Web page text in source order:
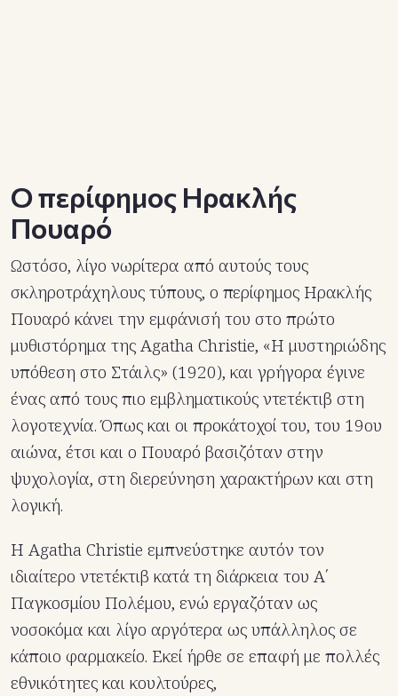
O περίφημος Ηρακλής
Πουαρό
Ωστόσο, λίγο νωρίτερα από αυτούς τους
σκληροτράχηλους τύπους, ο περίφημος Ηρακλής
Πουαρό κάνει την εμφάνισή του στο πρώτο
μυθιστόρημα της Agatha Christie, «Η μυστηριώδης
υπόθεση στο Στάιλς» (1920), και γρήγορα έγινε
ένας από τους πιο εμβληματικούς ντετέκτιβ στη
λογοτεχνία. Όπως και οι προκάτοχοί του, του 19ου
αιώνα, έτσι και ο Πουαρό βασιζόταν στην
ψυχολογία, στη διερεύνηση χαρακτήρων και στη
λογική.
Η Agatha Christie εμπνεύστηκε αυτόν τον
ιδιαίτερο ντετέκτιβ κατά τη διάρκεια του Α΄
Παγκοσμίου Πολέμου, ενώ εργαζόταν ως
νοσοκόμα και λίγο αργότερα ως υπάλληλος σε
κάποιο φαρμακείο. Εκεί ήρθε σε επαφή με πολλές
εθνικότητες και κουλτούρες,